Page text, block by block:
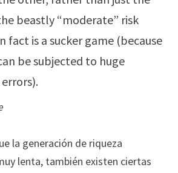
beastly “moderate” risk
is a sucker game (because
be subjected to huge
la generación de riqueza
lenta, también existen ciertas